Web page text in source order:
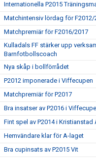
Internationella P2015
Matchintensiv lördag för F2012/
Matchpremiär för F2016/2017
Kulladals FF stärker upp
Barnfotbollscoach
Nya skåp i bollförrådet
P2012 imponerade i Viffecupen
Matchpremiär för P2017
Bra insatser av P2016 i
Fint spel av P2014 i Kristianstad
Hemvändare klar för A-laget
Bra cupinsats av P2015 Vit